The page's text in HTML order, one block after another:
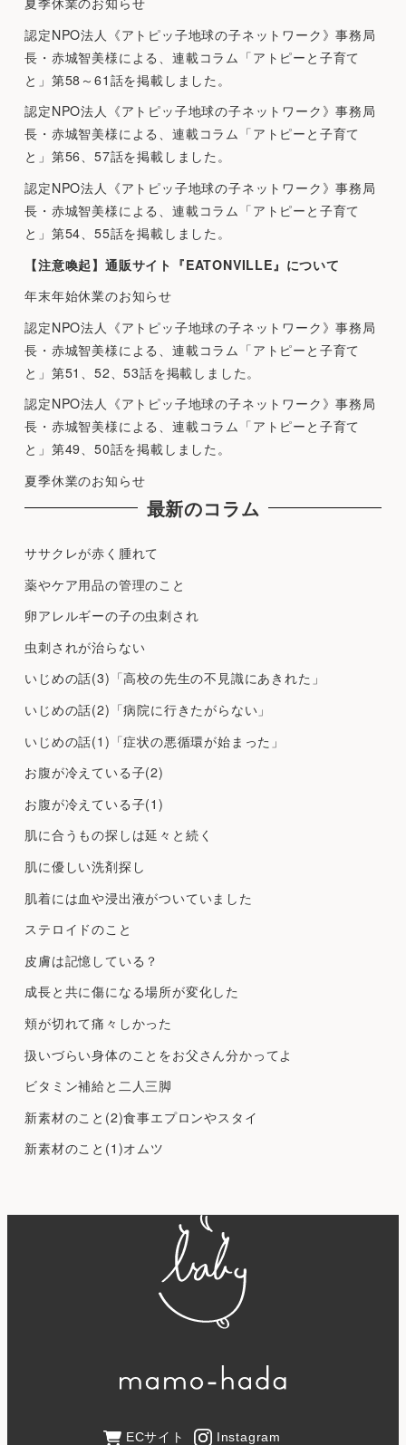
認定NPO法人《アトピッ子地球の子ネットワーク》事務局
長・赤城智美様による、連載コラム「アトピーと子育て
と」第58～61話を掲載しました。
認定NPO法人《アトピッ子地球の子ネットワーク》事務局
長・赤城智美様による、連載コラム「アトピーと子育て
と」第56、57話を掲載しました。
認定NPO法人《アトピッ子地球の子ネットワーク》事務局
長・赤城智美様による、連載コラム「アトピーと子育て
と」第54、55話を掲載しました。
【注意喚起】通販サイト『EATONVILLE』について
年末年始休業のお知らせ
認定NPO法人《アトピッ子地球の子ネットワーク》事務局
長・赤城智美様による、連載コラム「アトピーと子育て
と」第51、52、53話を掲載しました。
認定NPO法人《アトピッ子地球の子ネットワーク》事務局
長・赤城智美様による、連載コラム「アトピーと子育て
と」第49、50話を掲載しました。
夏季休業のお知らせ
最新のコラム
ササクレが赤く腫れて
薬やケア用品の管理のこと
卵アレルギーの子の虫刺され
虫刺されが治らない
いじめの話(3)「高校の先生の不見識にあきれた」
いじめの話(2)「病院に行きたがらない」
いじめの話(1)「症状の悪循環が始まった」
お腹が冷えている子(2)
お腹が冷えている子(1)
肌に合うもの探しは延々と続く
肌に優しい洗剤探し
肌着には血や浸出液がついていました
ステロイドのこと
皮膚は記憶している？
成長と共に傷になる場所が変化した
頬が切れて痛々しかった
扱いづらい身体のことをお父さん分かってよ
ビタミン補給と二人三脚
新素材のこと(2)食事エプロンやスタイ
新素材のこと(1)オムツ
ECサイト Instagram